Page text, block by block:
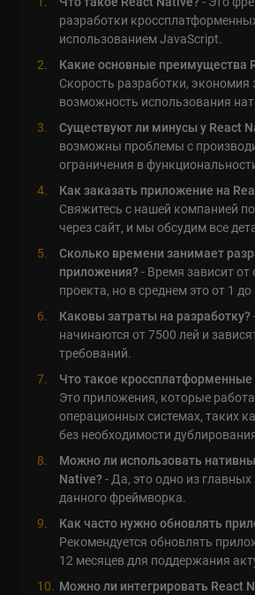
разработки
использованием JavaScript.
Какие основные преимущества
Скорость разработки, экономия
возможность использования
Существуют ли минусы у React
возможны проблемы с
ограничения в
Как заказать приложение на
Свяжитесь с нашей компанией
через сайт, и мы обсудим все
Сколько времени занимает
приложения?- Время зависит от
проекта, но в среднем это от 1 до
Каковы затраты на разработку?
начинаются от 7500 лей и
требований.
Что такое
Это приложения, которые
операционных системах, таких
без необходимости
Можно ли использовать
Native?- Да, это одно из
данного фреймворка.
Как часто нужно обновлять
Рекомендуется обновлять
12 месяцев для поддержания
Можно ли интегрировать React